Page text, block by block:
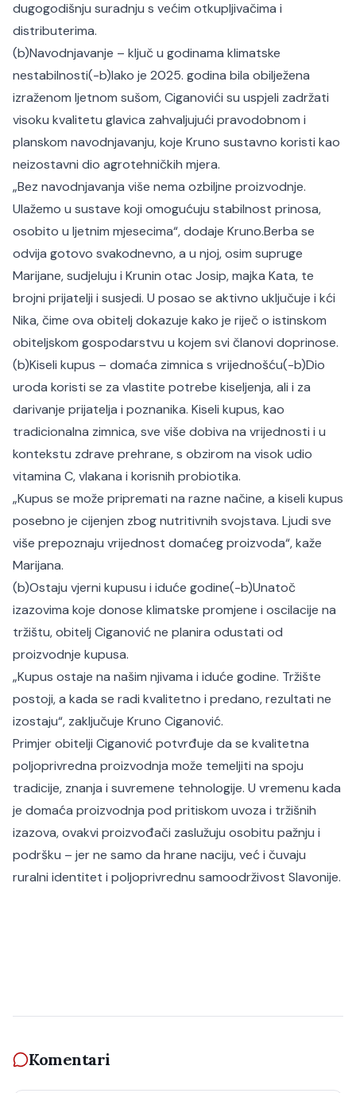
dugogodišnju suradnju s većim otkupljivačima i
distributerima.
(b)Navodnjavanje – ključ u godinama klimatske
nestabilnosti(-b)Iako je 2025. godina bila obilježena
izraženom ljetnom sušom, Ciganovići su uspjeli zadržati
visoku kvalitetu glavica zahvaljujući pravodobnom i
planskom navodnjavanju, koje Kruno sustavno koristi kao
neizostavni dio agrotehničkih mjera.
„Bez navodnjavanja više nema ozbiljne proizvodnje.
Ulažemo u sustave koji omogućuju stabilnost prinosa,
osobito u ljetnim mjesecima“, dodaje Kruno.Berba se
odvija gotovo svakodnevno, a u njoj, osim supruge
Marijane, sudjeluju i Krunin otac Josip, majka Kata, te
brojni prijatelji i susjedi. U posao se aktivno uključuje i kći
Nika, čime ova obitelj dokazuje kako je riječ o istinskom
obiteljskom gospodarstvu u kojem svi članovi doprinose.
(b)Kiseli kupus – domaća zimnica s vrijednošću(-b)Dio
uroda koristi se za vlastite potrebe kiseljenja, ali i za
darivanje prijatelja i poznanika. Kiseli kupus, kao
tradicionalna zimnica, sve više dobiva na vrijednosti i u
kontekstu zdrave prehrane, s obzirom na visok udio
vitamina C, vlakana i korisnih probiotika.
„Kupus se može pripremati na razne načine, a kiseli kupus
posebno je cijenjen zbog nutritivnih svojstava. Ljudi sve
više prepoznaju vrijednost domaćeg proizvoda“, kaže
Marijana.
(b)Ostaju vjerni kupusu i iduće godine(-b)Unatoč
izazovima koje donose klimatske promjene i oscilacije na
tržištu, obitelj Ciganović ne planira odustati od
proizvodnje kupusa.
„Kupus ostaje na našim njivama i iduće godine. Tržište
postoji, a kada se radi kvalitetno i predano, rezultati ne
izostaju“, zaključuje Kruno Ciganović.
Primjer obitelji Ciganović potvrđuje da se kvalitetna
poljoprivredna proizvodnja može temeljiti na spoju
tradicije, znanja i suvremene tehnologije. U vremenu kada
je domaća proizvodnja pod pritiskom uvoza i tržišnih
izazova, ovakvi proizvođači zaslužuju osobitu pažnju i
podršku – jer ne samo da hrane naciju, već i čuvaju
ruralni identitet i poljoprivrednu samoodrživost Slavonije.
Komentari